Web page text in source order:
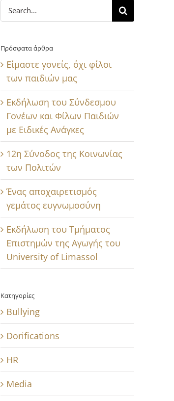
Search
for:
Πρόσφατα άρθρα
Είμαστε γονείς, όχι φίλοι
των παιδιών μας
Εκδήλωση του Σύνδεσμου
Γονέων και Φίλων Παιδιών
με Ειδικές Ανάγκες
12η Σύνοδος της Κοινωνίας
των Πολιτών
Ένας αποχαιρετισμός
γεμάτος ευγνωμοσύνη
Εκδήλωση του Τμήματος
Επιστημών της Αγωγής του
University of Limassol
Κατηγορίες
Bullying
Dorifications
HR
Media